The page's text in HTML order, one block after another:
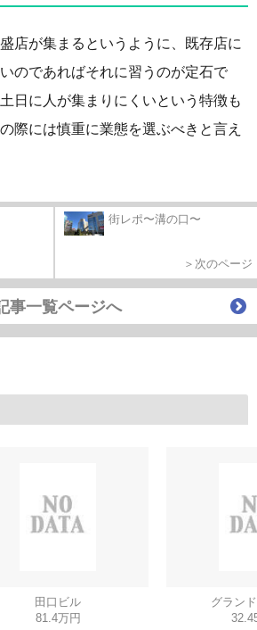
店が集まるというように、既存店に
のであればそれに習うのが定石で
日に人が集まりにくいという特徴も
際には慎重に業態を選ぶべきと言え
街レポ〜溝の口〜
＞次のページ
事一覧ページへ
田口ビル
81.4万円
グラン